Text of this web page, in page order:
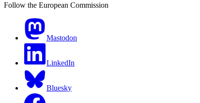
Follow the European Commission
Mastodon
LinkedIn
Bluesky